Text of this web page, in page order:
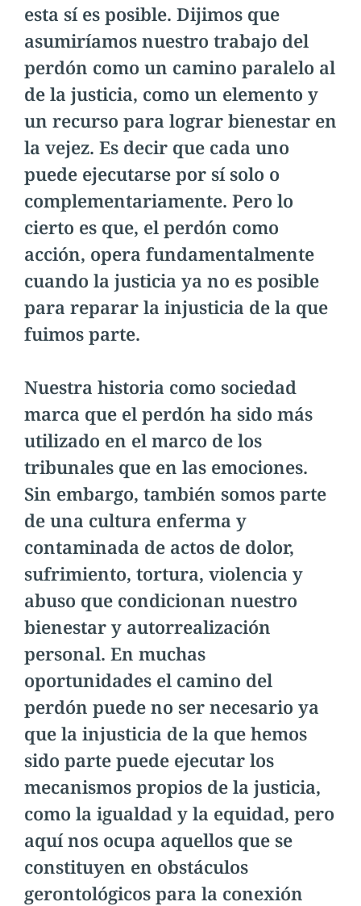
esta sí es posible. Dijimos que
asumiríamos nuestro trabajo del
perdón como un camino paralelo al
de la justicia, como un elemento y
un recurso para lograr bienestar en
la vejez. Es decir que cada uno
puede ejecutarse por sí solo o
complementariamente. Pero lo
cierto es que, el perdón como
acción, opera fundamentalmente
cuando la justicia ya no es posible
para reparar la injusticia de la que
fuimos parte.
Nuestra historia como sociedad
marca que el perdón ha sido más
utilizado en el marco de los
tribunales que en las emociones.
Sin embargo, también somos parte
de una cultura enferma y
contaminada de actos de dolor,
sufrimiento, tortura, violencia y
abuso que condicionan nuestro
bienestar y autorrealización
personal. En muchas
oportunidades el camino del
perdón puede no ser necesario ya
que la injusticia de la que hemos
sido parte puede ejecutar los
mecanismos propios de la justicia,
como la igualdad y la equidad, pero
aquí nos ocupa aquellos que se
constituyen en obstáculos
gerontológicos para la conexión